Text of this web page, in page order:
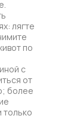
лягте
по
с
от
более
только